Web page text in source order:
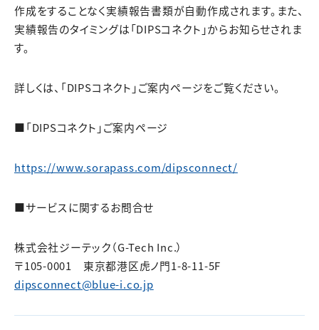
作成をすることなく実績報告書類が自動作成されます。また、
実績報告のタイミングは「DIPSコネクト」からお知らせされま
す。
詳しくは、「DIPSコネクト」ご案内ページをご覧ください。
■「DIPSコネクト」ご案内ページ
https://www.sorapass.com/dipsconnect/
■サービスに関するお問合せ
株式会社ジーテック（G-Tech Inc.）
〒105-0001 東京都港区虎ノ門1-8-11-5F
dipsconnect@blue-i.co.jp